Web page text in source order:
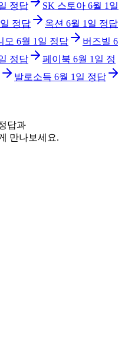
정답 SK 스토아 6월 1일
정답 옥션 6월 1일 정답
모 6월 1일 정답 버즈빌 6
정답 페이북 6월 1일 정
발로소득 6월 1일 정답
답과
만나보세요.